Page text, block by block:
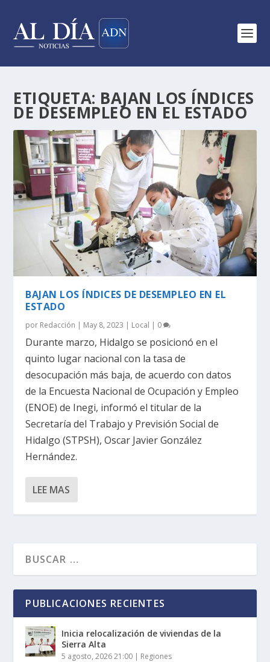
ETIQUETA: BAJAN LOS ÍNDICES
DE DESEMPLEO EN EL ESTADO
BAJAN LOS ÍNDICES DE DESEMPLEO EN EL
ESTADO
por Redacción | May 8, 2023 | Local | 0
Durante marzo, Hidalgo se posicionó en el
quinto lugar nacional con la tasa de
desocupación más baja, de acuerdo con datos
de la Encuesta Nacional de Ocupación y Empleo
(ENOE) de Inegi, informó el titular de la
Secretaría del Trabajo y Previsión Social de
Hidalgo (STPSH), Oscar Javier González
Hernández.
LEE MAS
PUBLICACIONES RECIENTES
Inicia relocalización de viviendas de la
Sierra Alta
5 agosto, 2026 21:00 | Regiones